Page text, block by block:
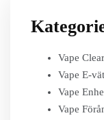
Vape
Vape E-
Vape
Vape